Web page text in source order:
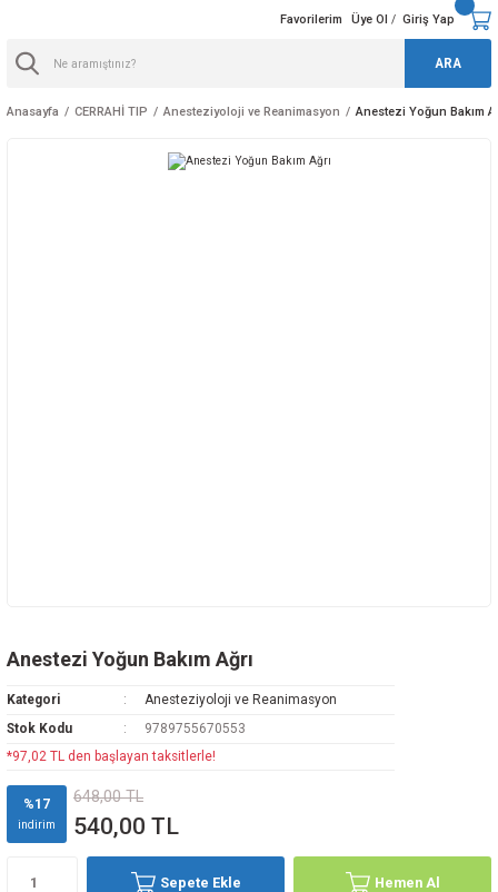
ARA
Favorilerim Üye Ol / Giriş Yap
Anasayfa CERRAHİ TIP Anesteziyoloji ve Reanimasyon Anestezi Yoğun Bakım
Anestezi Yoğun Bakım Ağrı
Kategori
Anesteziyoloji ve Reanimasyon
Stok Kodu
9789755670553
*97,02 TL den başlayan taksitlerle!
%17
indirim
648,00 TL
540,00 TL
Sepete Ekle Hemen Al